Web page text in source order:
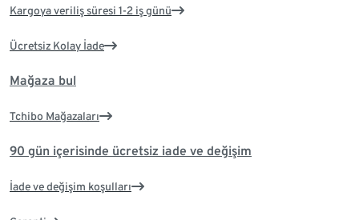
Kargoya veriliş süresi 1-2 iş günü
Ücretsiz Kolay İade
Mağaza bul
Tchibo Mağazaları
90 gün içerisinde ücretsiz iade ve değişim
İade ve değişim koşulları